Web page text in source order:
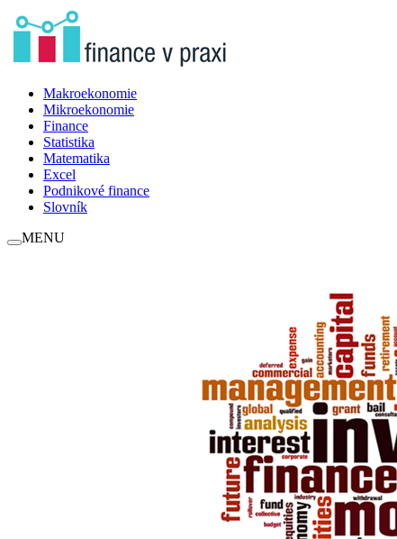
Makroekonomie
Mikroekonomie
Finance
Statistika
Matematika
Excel
Podnikové finance
Slovník
MENU